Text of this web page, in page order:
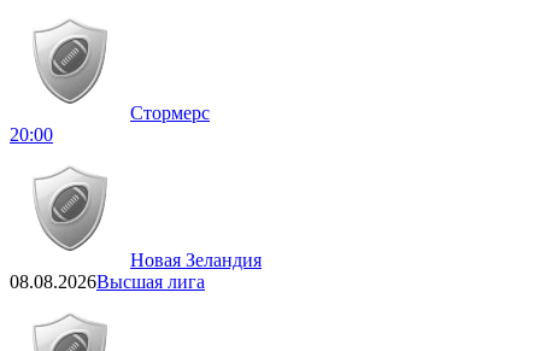
Стормерс
20:00
Новая Зеландия
08.08.2026Высшая лига